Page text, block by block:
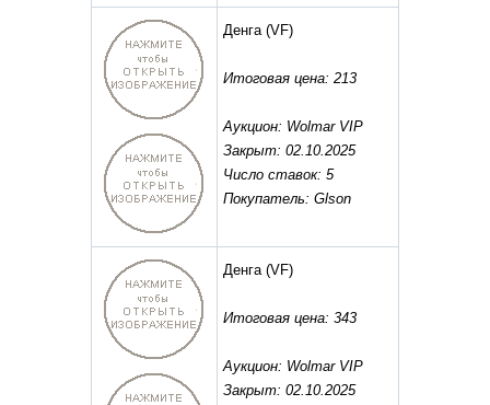
Денга(VF)
Итоговая цена: 213
Аукцион: Wolmar VIP
Закрыт: 02.10.2025
Число ставок: 5
Покупатель: Glson
Денга(VF)
Итоговая цена: 343
Аукцион: Wolmar VIP
Закрыт: 02.10.2025